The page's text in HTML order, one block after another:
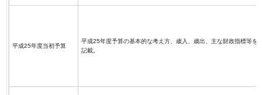
平成25年度当初予算
平成25年度予算の基本的な考え方、歳入、歳出、主な財政指標等を
記載。